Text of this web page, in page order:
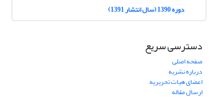
دوره 1390 (سال انتشار 1391)
دسترسی سریع
صفحه اصلی
درباره نشریه
اعضای هیات تحریریه
ارسال مقاله